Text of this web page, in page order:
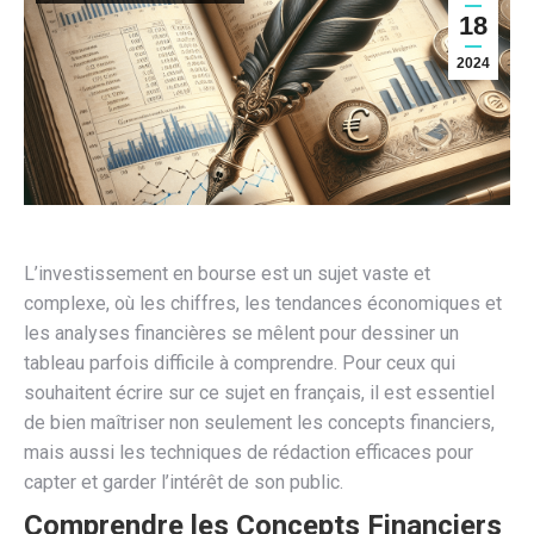
18
2024
L’investissement en bourse est un sujet vaste et
complexe, où les chiffres, les tendances économiques et
les analyses financières se mêlent pour dessiner un
tableau parfois difficile à comprendre. Pour ceux qui
souhaitent écrire sur ce sujet en français, il est essentiel
de bien maîtriser non seulement les concepts financiers,
mais aussi les techniques de rédaction efficaces pour
capter et garder l’intérêt de son public.
Comprendre les Concepts Financiers